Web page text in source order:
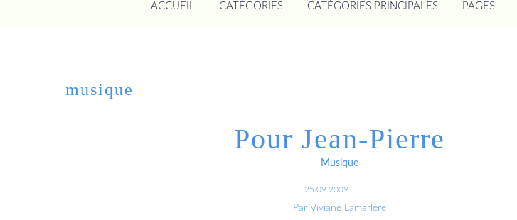
ACCUEIL CATÉGORIES CATÉGORIES PRINCIPALES PAGES
musique
Pour Jean-Pierre
Musique
25.09.2009
Par Viviane Lamarlère